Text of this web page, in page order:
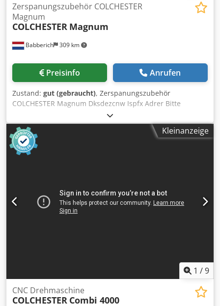
Babberich 309 km
Zerspanungszubehör COLCHESTER
Magnum
COLCHESTER Magnum
Preisinfo Anrufen
Zustand: gut (gebraucht), Zerspanungszubehör
COLCHESTER Magnum Dksdezcnw Ispfx Adrer Bitte
beachten Sie: Die Informationen auf dieser Seite wurden
nach bestem Wissen undGewissen von uns , und soweit
möglich , vom Hersteller bezogen.Die Informationen
werden im guten Glauben abgegeben, aber die
Genauigkeit kann nichtgarantiert werden.
Kleinanzeige
1 /9
CNC Drehmaschine
COLCHESTER Combi 4000